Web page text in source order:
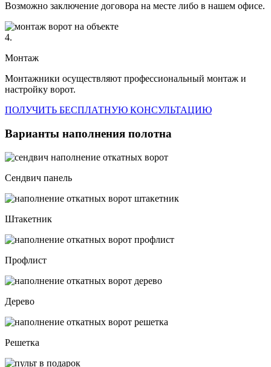
Возможно заключение договора на месте либо в нашем офисе.
4.
Монтаж
Монтажники осуществляют профессиональный монтаж и
настройку ворот.
ПОЛУЧИТЬ БЕСПЛАТНУЮ КОНСУЛЬТАЦИЮ
Варианты наполнения полотна
Сендвич панель
Штакетник
Профлист
Дерево
Решетка